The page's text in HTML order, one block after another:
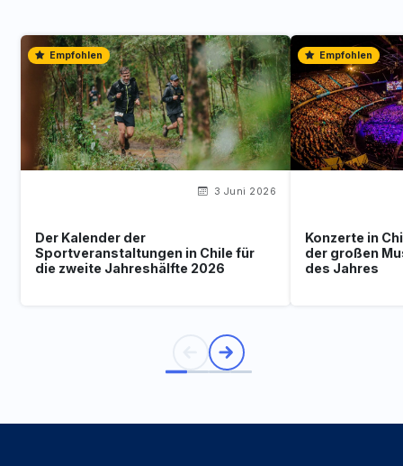
Empfohlen
3 Juni 2026
Der Kalender der
Sportveranstaltungen in Chile für
die zweite Jahreshälfte 2026
Empfohlen
Konzerte in
der großen
des Jahres